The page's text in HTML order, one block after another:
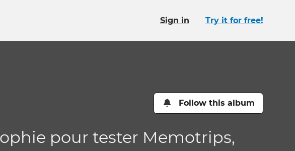
Sign in Try it for free!
Follow this album
pour tester Memotrips,